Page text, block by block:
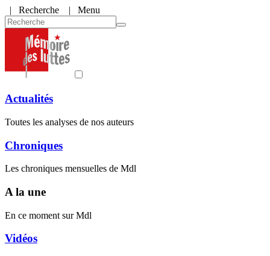
| Recherche | Menu
Actualités
Toutes les analyses de nos auteurs
Chroniques
Les chroniques mensuelles de Mdl
A la une
En ce moment sur Mdl
Vidéos